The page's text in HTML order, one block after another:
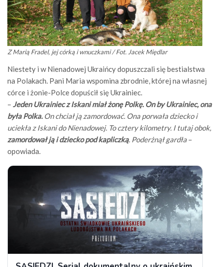
Z Marią Fradel, jej córką i wnuczkami / Fot. Jacek Międlar
Niestety i w Nienadowej Ukraińcy dopuszczali się bestialstwa
na Polakach. Pani Maria wspomina zbrodnie, której na własnej
córce i żonie-Polce dopuścił się Ukrainiec.
– Jeden Ukrainiec z Iskani miał żonę Polkę. On by Ukrainiec, ona
była Polka.On chciał ją zamordować. Ona porwała dziecko i
uciekła z Iskani do Nienadowej. To cztery kilometry. I tutaj obok,
zamordował ją i dziecko pod kapliczką. Poderżnął gardła –
opowiada.